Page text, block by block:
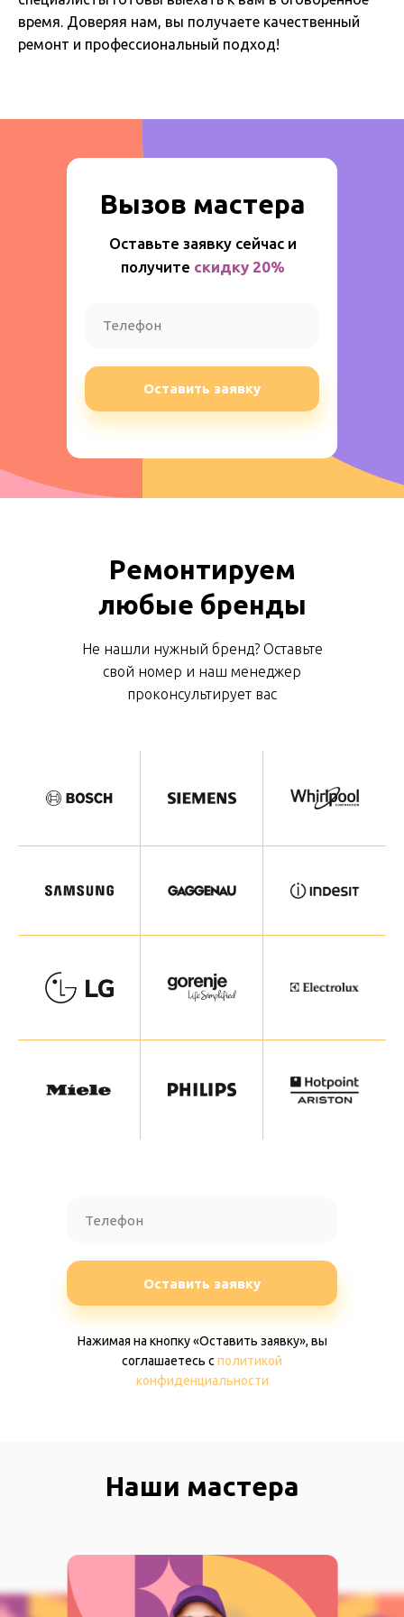
время. Доверяя нам, вы получаете качественный
ремонт и профессиональный подход!
Вызов мастера
Оставьте заявку сейчас и
получите скидку 20%
Оставить заявку
Ремонтируем
любые бренды
Не нашли нужный бренд? Оставьте
свой номер и наш менеджер
проконсультирует вас
Нажимая на кнопку «Оставить заявку», вы
соглашаетесь c политикой
конфиденциальности
Оставить заявку
Наши мастера